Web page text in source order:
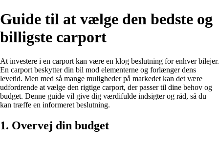
Guide til at vælge den bedste og
billigste carport
At investere i en carport kan være en klog beslutning for enhver bilejer.
En carport beskytter din bil mod elementerne og forlænger dens
levetid. Men med så mange muligheder på markedet kan det være
udfordrende at vælge den rigtige carport, der passer til dine behov og
budget. Denne guide vil give dig værdifulde indsigter og råd, så du
kan træffe en informeret beslutning.
1. Overvej din budget